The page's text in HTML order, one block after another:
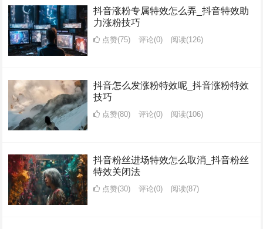
抖音涨粉专属特效怎么弄_抖音特效助
力涨粉技巧
点赞(75) 评论(0) 阅读(126)
抖音怎么发涨粉特效呢_抖音涨粉特效
技巧
点赞(80) 评论(0) 阅读(106)
抖音粉丝进场特效怎么取消_抖音粉丝
特效关闭法
点赞(30) 评论(0) 阅读(87)